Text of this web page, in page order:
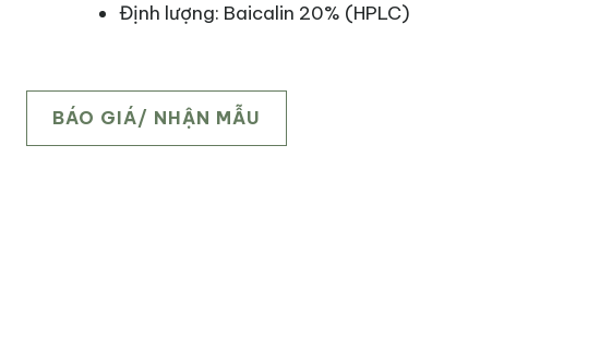
Định lượng: Baicalin 20% (HPLC)
BÁO GIÁ/ NHẬN MẪU